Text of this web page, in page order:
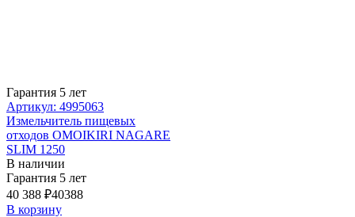
Гарантия 5 лет
Артикул: 4995063
Измельчитель пищевых
отходов OMOIKIRI NAGARE
SLIM 1250
В наличии
Гарантия 5 лет
40 388 ₽40388
В корзину